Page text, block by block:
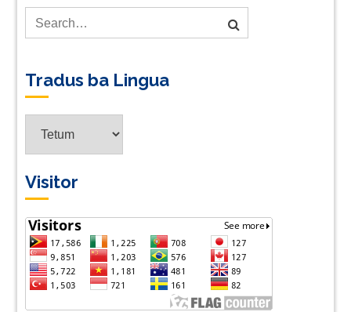
Tradus ba Lingua
Visitor